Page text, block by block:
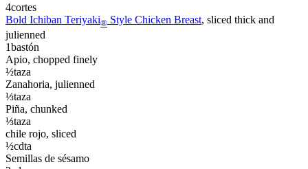
4cortes
Bold Ichiban Teriyaki® Style Chicken Breast, sliced thick and
julienned
1bastón
Apio, chopped finely
½taza
Zanahoria, julienned
⅓taza
Piña, chunked
⅓taza
chile rojo, sliced
½cdta
Semillas de sésamo